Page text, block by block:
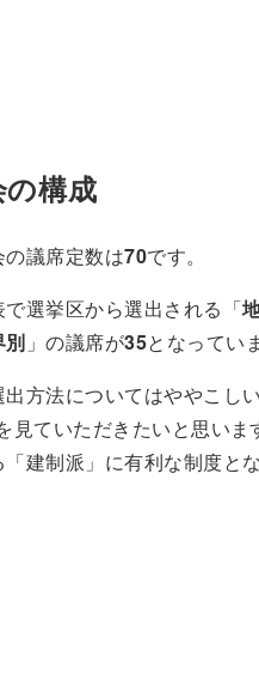
構成
の議席定数は70です。
選挙区から選出される「
別 」の議席が35となってい
方法についてはややこし
見ていただきたいと思いま
「建制派」に有利な制度と